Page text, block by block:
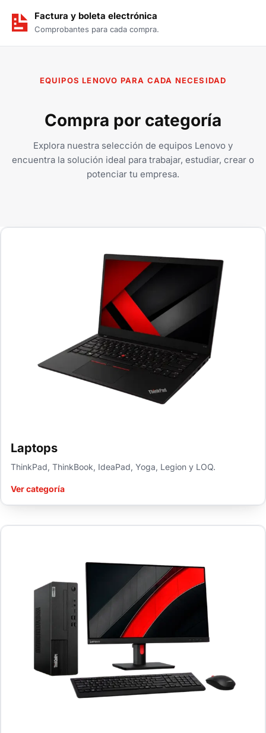
Factura y boleta electrónica
Comprobantes para cada compra.
EQUIPOS LENOVO PARA CADA NECESIDAD
Compra por categoría
Explora nuestra selección de equipos Lenovo y
encuentra la solución ideal para trabajar, estudiar, crear o
potenciar tu empresa.
Laptops
ThinkPad, ThinkBook, IdeaPad, Yoga, Legion y LOQ.
Ver categoría